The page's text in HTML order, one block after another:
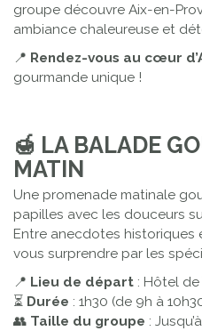
groupe découvre Aix-en-
ambiance chaleureuse et
📍 Rendez-vous au cœur
gourmande unique !
🍯 LA BALADE
MATIN
Une promenade matinale
papilles avec les douceurs
Entre anecdotes historiques
vous surprendre par les
📍 Lieu de départ : Hôtel de
⏳ Durée : 1h30 (de 9h à
👥 Taille du groupe :